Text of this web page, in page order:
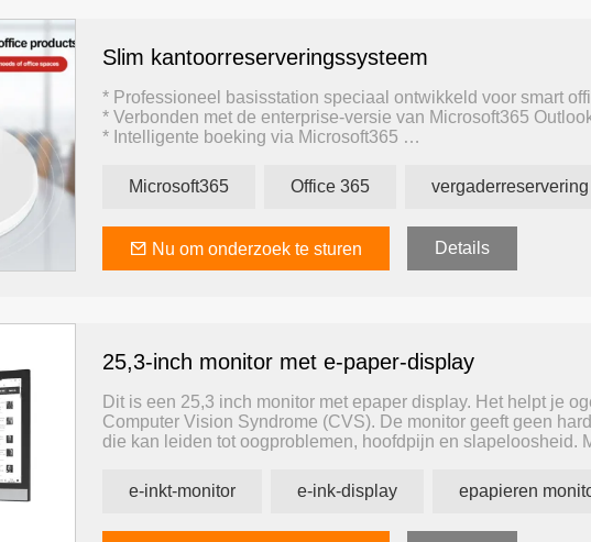
Slim kantoorreserveringssysteem
* Professioneel basisstation speciaal ontwikkeld voor smart
* Verbonden met de enterprise-versie van Microsoft365
* Intelligente boeking via Microsoft365
* E-Paper-display van 1,54 inch tot 10,2 inch
* De enige e-paper R&D-fabriek in China met deze
Microsoft365 Office 365 vergaderreservering
Nu om onderzoek te sturen Details
25,3-inch monitor met e-paper-display
Dit is een 25,3 inch monitor met epaper display. Het helpt je
Computer Vision Syndrome (CVS). De monitor geeft geen
die kan leiden tot oogproblemen, hoofdpijn en slapeloosheid.
e-inkt-monitor
e-ink-display epapieren